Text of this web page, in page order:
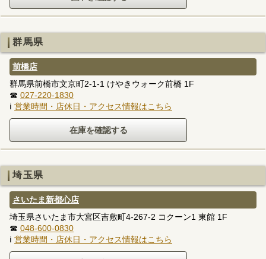
群馬県
前橋店
群馬県前橋市文京町2-1-1 けやきウォーク前橋 1F
☎ 027-220-1830
ℹ 営業時間・店休日・アクセス情報はこちら
埼玉県
さいたま新都心店
埼玉県さいたま市大宮区吉敷町4-267-2 コクーン1 東館 1F
☎ 048-600-0830
ℹ 営業時間・店休日・アクセス情報はこちら